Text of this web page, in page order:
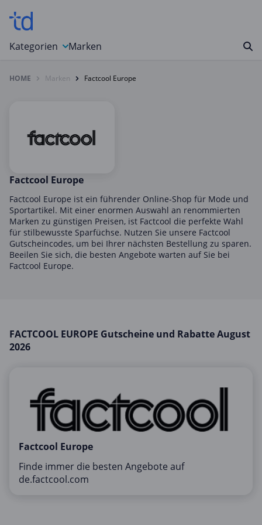
Kategorien
Auto, Motorrad & Werkzeuge
Computer & Elektronik
Essen & Trinken
Foto, Druck & Büro
Gaming & Spielzeug
Garten, Haushalt & Tiere
Gesundheit & Beauty
Mobilfunk & Internet
Sonstiges
Sport & Freizeit
Marken
HOME Marken Factcool Europe
Factcool Europe
Factcool Europe ist ein führender Online-Shop für Mode und
Sportartikel. Mit einer enormen Auswahl an renommierten
Marken zu günstigen Preisen, ist Factcool die perfekte Wahl
für stilbewusste Sparfüchse. Nutzen Sie unsere Factcool
Gutscheincodes, um bei Ihrer nächsten Bestellung zu sparen.
Beeilen Sie sich, die besten Angebote warten auf Sie bei
Factcool Europe.
FACTCOOL EUROPE Gutscheine und Rabatte August
2026
Factcool Europe
Finde immer die besten Angebote auf
de.factcool.com